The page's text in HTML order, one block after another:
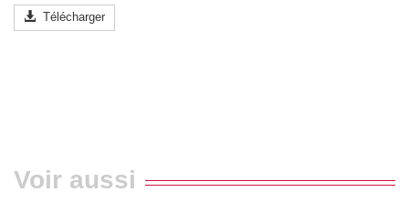
Télécharger
Voir aussi